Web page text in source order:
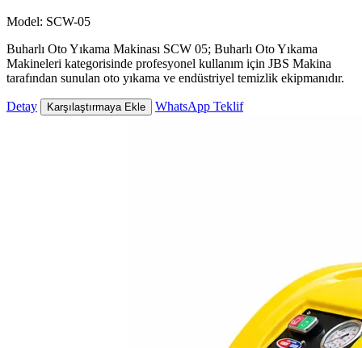
Model: SCW-05
Buharlı Oto Yıkama Makinası SCW 05; Buharlı Oto Yıkama
Makineleri kategorisinde profesyonel kullanım için JBS Makina
tarafından sunulan oto yıkama ve endüstriyel temizlik ekipmanıdır.
Detay Karşılaştırmaya Ekle WhatsApp Teklif